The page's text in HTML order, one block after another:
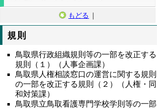
もどる ｜
規則
鳥取県行政組織規則等の一部を改正する
規則（１）（人事企画課）
鳥取県人権相談窓口の運営に関する規則
の一部を改正する規則
（２）（人権・同
和対策課）
鳥取県立鳥取看護専門学校学則等の一部